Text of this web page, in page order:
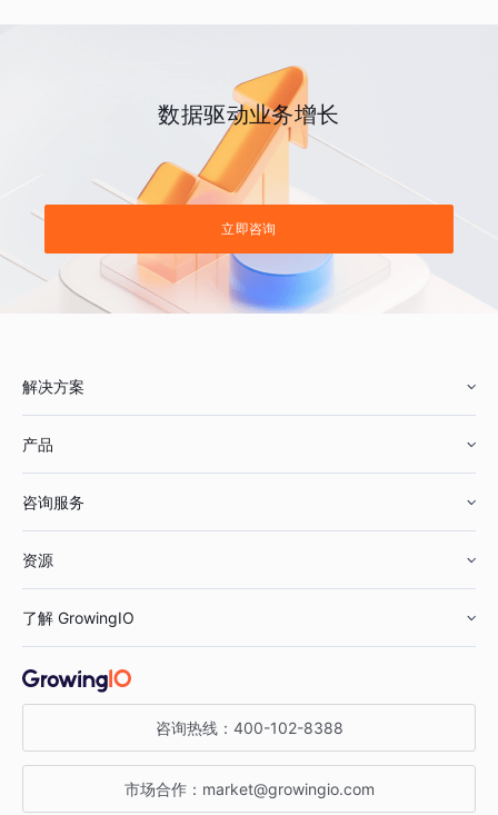
数据驱动业务增长
立即咨询
解决方案
鞋服行业
汽车行业
金融行业
产品
智能运营
获客分析
咨询服务
资源
增长公开课
增长博客
了解 GrowingIO
关于 GrowingIO
增长大会
咨询热线： 400-102-8388
市场合作： market@growingio.com